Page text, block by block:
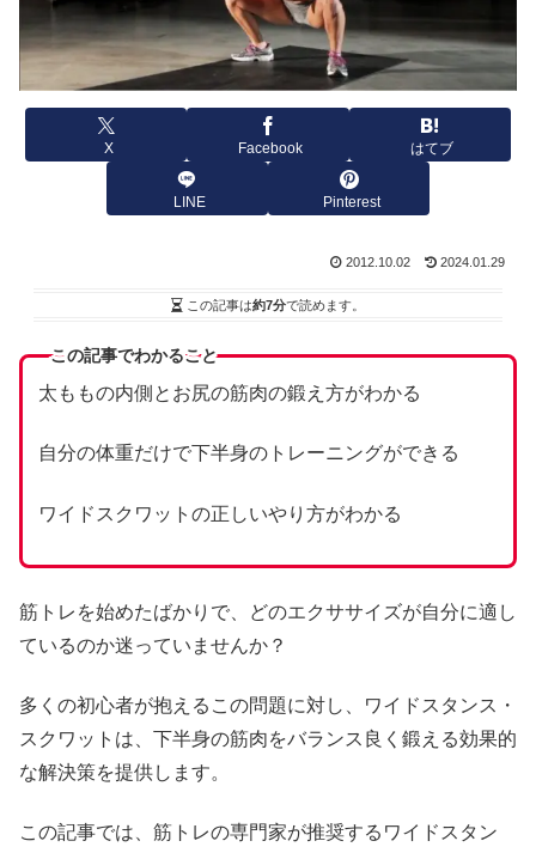
X Facebook はてブ
LINE Pinterest
2012.10.02 2024.01.29
この記事は約7分で読めます。
この記事でわかること
太ももの内側とお尻の筋肉の鍛え方がわかる
自分の体重だけで下半身のトレーニングができる
ワイドスクワットの正しいやり方がわかる
筋トレを始めたばかりで、どのエクササイズが自分に適し
ているのか迷っていませんか？
多くの初心者が抱えるこの問題に対し、ワイドスタンス・
スクワットは、下半身の筋肉をバランス良く鍛える効果的
な解決策を提供します。
この記事では、筋トレの専門家が推奨するワイドスタン